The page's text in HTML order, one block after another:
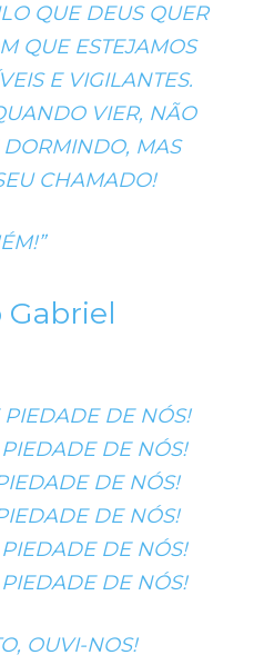
QUE DEUS QUER
QUE ESTEJAMOS
E VIGILANTES.
VIER, NÃO
MAS
CHAMADO!
Gabriel
PIEDADE DE NÓS!
DE NÓS!
DE NÓS!
DE NÓS!
DE NÓS!
DE NÓS!
OUVI-NOS!